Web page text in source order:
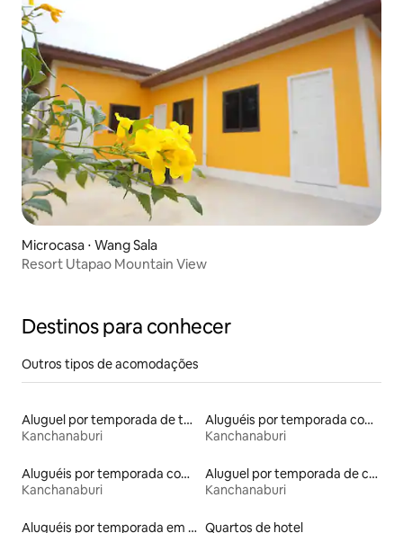
Microcasa ⋅ Wang Sala
Resort Utapao Mountain View
Destinos para conhecer
Outros tipos de acomodações
Aluguel por temporada de tendas
Kanchanaburi
Aluguéis por temporada com acesso ao lago
Kanchanaburi
Aluguéis por temporada com banheira de hidromassagem
Kanchanaburi
Aluguel por temporada de casas-barco
Kanchanaburi
Aluguéis por temporada em hotéis-fazenda Quartos de hotel